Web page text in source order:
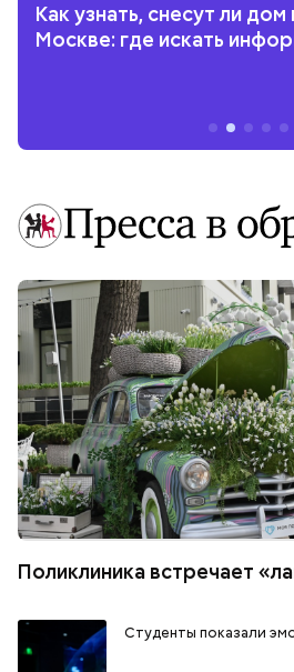
Как узнать, снесут ли
Москве: где искать
Поликлиника встречает
Студенты показали